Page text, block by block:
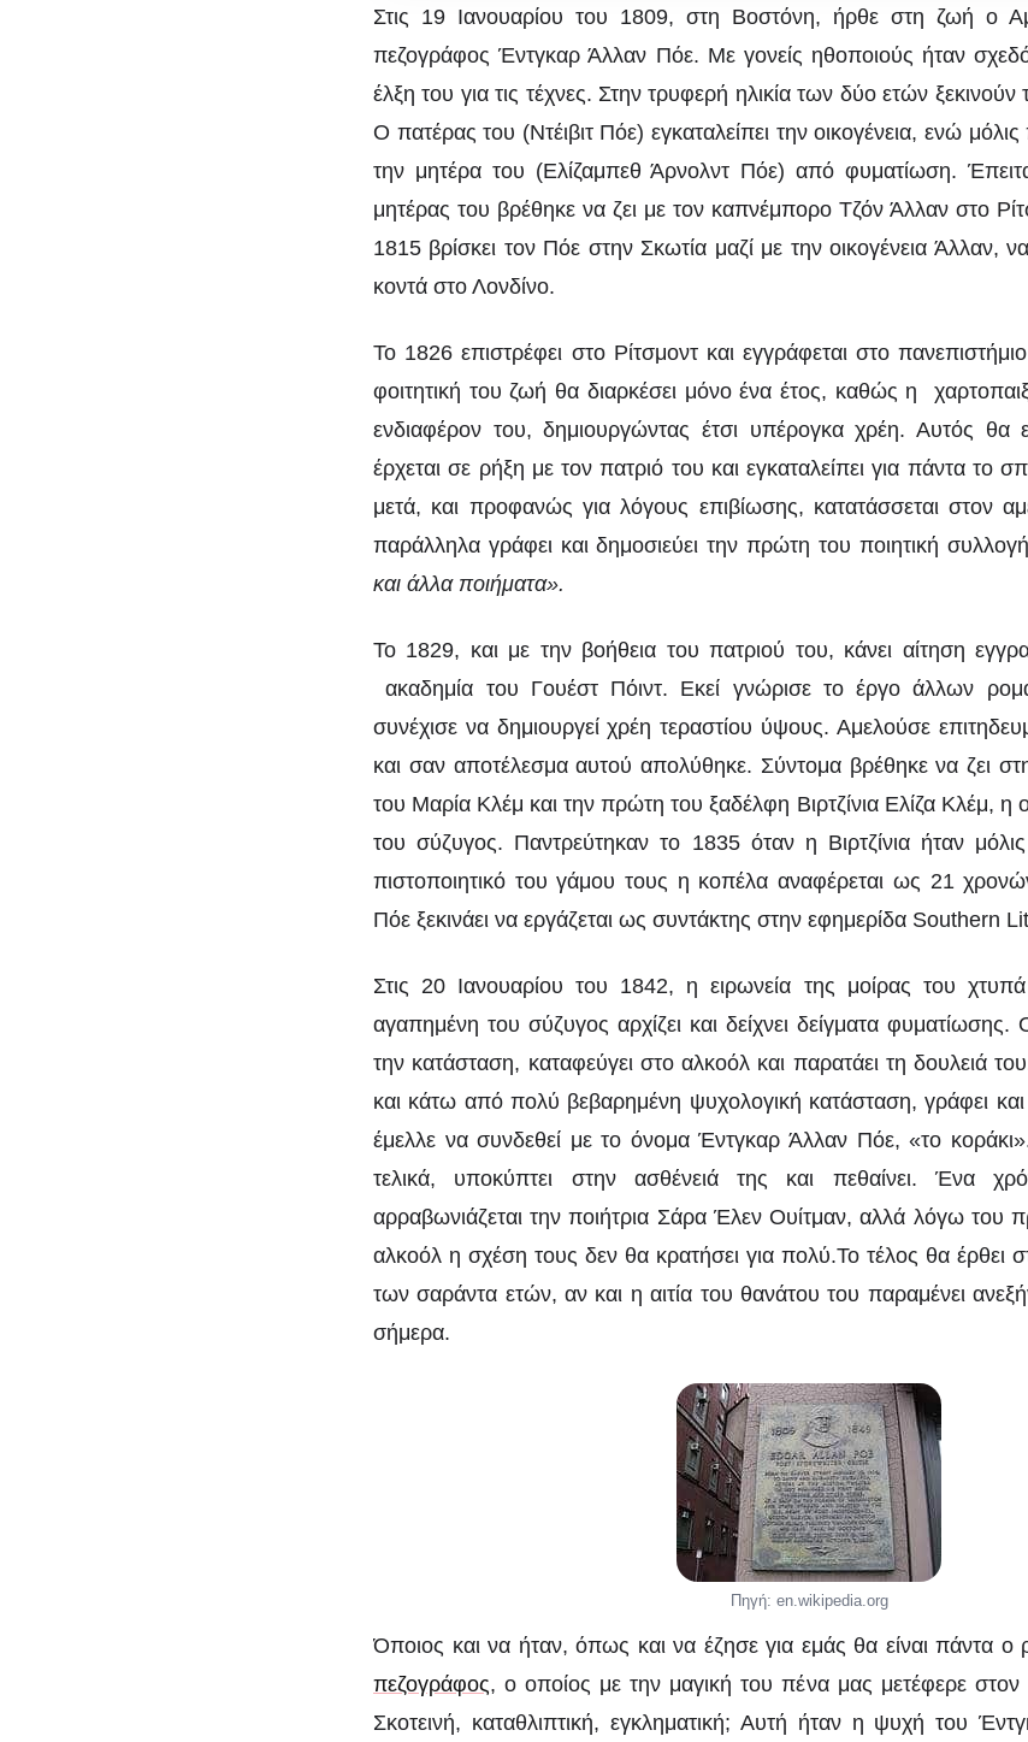
Έντγκαρ Άλλαν
«κοράκι» της
«κοράκι»
της
γραφής
Στις 19 Ιανουαρίου του 1809, στη Βοστόνη, ήρθε στη ζωή ο
πεζογράφος Έντγκαρ Άλλαν Πόε. Με γονείς ηθοποιούς ήταν
έλξη του για τις τέχνες. Στην τρυφερή ηλικία των δύο ετών
Ο πατέρας του (Ντέιβιτ Πόε) εγκαταλείπει την οικογένεια, ενώ
την μητέρα του (Ελίζαμπεθ Άρνολντ Πόε) από φυματίωση.
μητέρας του βρέθηκε να ζει με τον καπνέμπορο Τζόν Άλλαν στο
1815 βρίσκει τον Πόε στην Σκωτία μαζί με την οικογένεια Άλλαν,
κοντά στο Λονδίνο.
Το 1826 επιστρέφει στο Ρίτσμοντ και εγγράφεται στο
φοιτητική του ζωή θα διαρκέσει μόνο ένα έτος, καθώς η
ενδιαφέρον του, δημιουργώντας έτσι υπέρογκα χρέη. Αυτός θα
έρχεται σε ρήξη με τον πατριό του και εγκαταλείπει για πάντα το
μετά, και προφανώς για λόγους επιβίωσης, κατατάσσεται στον
παράλληλα γράφει και δημοσιεύει την πρώτη του ποιητική
και άλλα ποιήματα».
Το 1829, και με την βοήθεια του πατριού του, κάνει αίτηση
ακαδημία του Γουέστ Πόιντ. Εκεί γνώρισε το έργο άλλων
συνέχισε να δημιουργεί χρέη τεραστίου ύψους. Αμελούσε
και σαν αποτέλεσμα αυτού απολύθηκε. Σύντομα βρέθηκε να ζει
του Μαρία Κλέμ και την πρώτη του ξαδέλφη Βιρτζίνια Ελίζα Κλέμ, η
του σύζυγος. Παντρεύτηκαν το 1835 όταν η Βιρτζίνια ήταν
πιστοποιητικό του γάμου τους η κοπέλα αναφέρεται ως 21
Πόε ξεκινάει να εργάζεται ως συντάκτης στην εφημερίδα Southern
Στις 20 Ιανουαρίου του 1842, η ειρωνεία της μοίρας του
αγαπημένη του σύζυγος αρχίζει και δείχνει δείγματα
την κατάσταση, καταφεύγει στο αλκοόλ και παρατάει τη δουλειά
και κάτω από πολύ βεβαρημένη ψυχολογική κατάσταση, γράφει και
έμελλε να συνδεθεί με το όνομα Έντγκαρ Άλλαν Πόε, «το
τελικά, υποκύπτει στην ασθένειά της και πεθαίνει. Ένα
αρραβωνιάζεται την ποιήτρια Σάρα Έλεν Ουίτμαν, αλλά λόγω του
αλκοόλ η σχέση τους δεν θα κρατήσει για πολύ.Το τέλος θα έρθει
των σαράντα ετών, αν και η αιτία του θανάτου του παραμένει
σήμερα.
Πηγή: en.wikipedia.org
Όποιος και να ήταν, όπως και να έζησε για εμάς θα είναι πάντα ο
πεζογράφος, ο οποίος με την μαγική του πένα μας μετέφερε
Σκοτεινή, καταθλιπτική, εγκληματική; Αυτή ήταν η ψυχή του